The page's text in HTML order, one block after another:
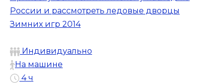
России и рассмотреть ледовые дворцы
Зимних игр 2014
Индивидуально
На машине
4 ч